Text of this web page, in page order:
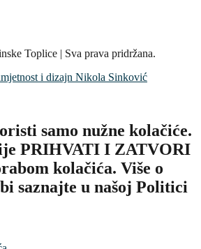
Toplice | Sva prava pridržana.
i dizajn Nikola Sinković
samo nužne kolačiće.
PRIHVATI I ZATVORI
kolačića. Više o
saznajte u našoj Politici